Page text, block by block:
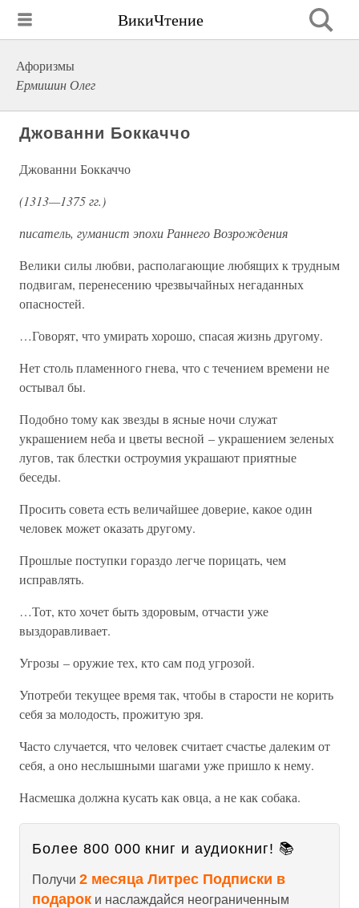
ВикиЧтение
Афоризмы
Ермишин Олег
Джованни Боккаччо
Джованни Боккаччо
(1313—1375 гг.)
писатель, гуманист эпохи Раннего Возрождения
Велики силы любви, располагающие любящих к трудным
подвигам, перенесению чрезвычайных негаданных
опасностей.
…Говорят, что умирать хорошо, спасая жизнь другому.
Нет столь пламенного гнева, что с течением времени не
остывал бы.
Подобно тому как звезды в ясные ночи служат
украшением неба и цветы весной – украшением зеленых
лугов, так блестки остроумия украшают приятные
беседы.
Просить совета есть величайшее доверие, какое один
человек может оказать другому.
Прошлые поступки гораздо легче порицать, чем
исправлять.
…Тот, кто хочет быть здоровым, отчасти уже
выздоравливает.
Угрозы – оружие тех, кто сам под угрозой.
Употреби текущее время так, чтобы в старости не корить
себя за молодость, прожитую зря.
Часто случается, что человек считает счастье далеким от
себя, а оно неслышными шагами уже пришло к нему.
Насмешка должна кусать как овца, а не как собака.
Более 800 000 книг и аудиокниг! 📚
Получи 2 месяца Литрес Подписки в
подарок и наслаждайся неограниченным